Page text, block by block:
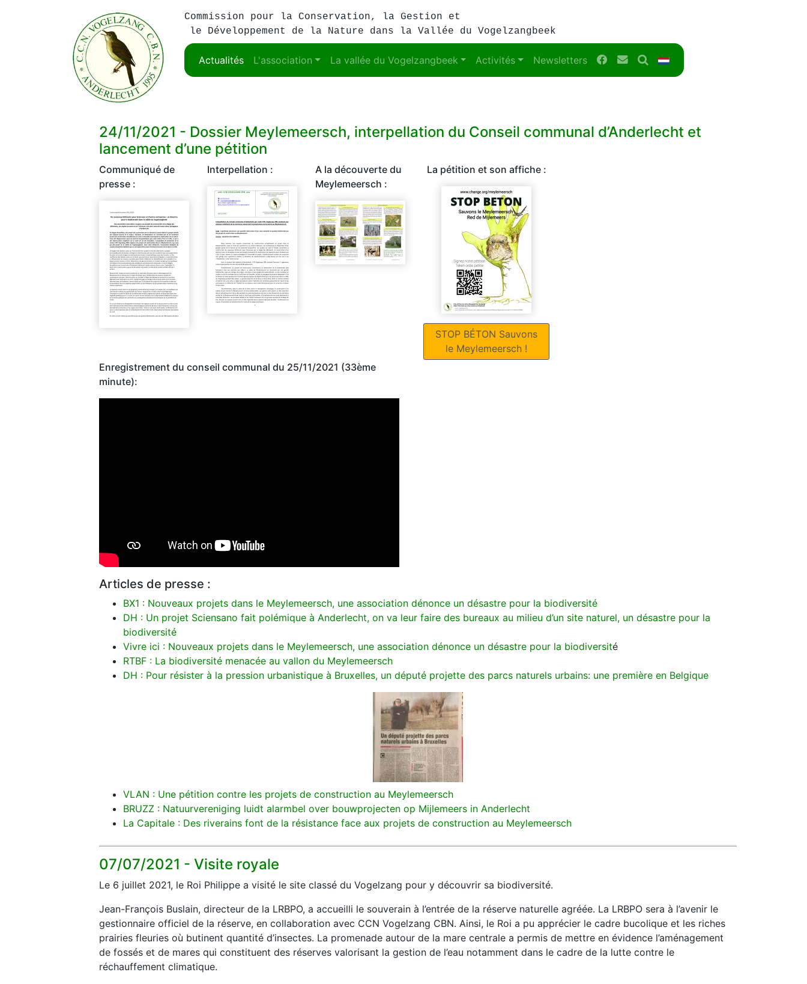
Commission pour la Conservation, la Gestion et
le Développement de la Nature dans la Vallée du Vogelzangbeek
Actualités L'association La vallée du Vogelzangbeek Activités Newsletters Facebook
ContactSearchNL
24/11/2021 - Dossier Meylemeersch, interpellation du Conseil communal d’Anderlecht et
lancement d’une pétition
Communiqué de
presse :
Interpellation :
A la découverte du
Meylemeersch :
La pétition et son affiche :
STOP BÉTON Sauvons
le Meylemeersch !
Enregistrement du conseil communal du 25/11/2021 (33ème
minute):
Articles de presse :
BX1 : Nouveaux projets dans le Meylemeersch, une association dénonce un désastre pour la biodiversité
DH : Un projet Sciensano fait polémique à Anderlecht, on va leur faire des bureaux au milieu d’un site naturel, un désastre pour la
biodiversité
Vivre ici : Nouveaux projets dans le Meylemeersch, une association dénonce un désastre pour la biodiversité
RTBF : La biodiversité menacée au vallon du Meylemeersch
DH : Pour résister à la pression urbanistique à Bruxelles, un député projette des parcs naturels urbains: une première en Belgique
VLAN : Une pétition contre les projets de construction au Meylemeersch
BRUZZ : Natuurvereniging luidt alarmbel over bouwprojecten op Mijlemeers in Anderlecht
La Capitale : Des riverains font de la résistance face aux projets de construction au Meylemeersch
07/07/2021 - Visite royale
Le 6 juillet 2021, le Roi Philippe a visité le site classé du Vogelzang pour y découvrir sa biodiversité.
Jean-François Buslain, directeur de la LRBPO, a accueilli le souverain à l’entrée de la réserve naturelle agréée. La LRBPO sera à l’avenir le
gestionnaire officiel de la réserve, en collaboration avec CCN Vogelzang CBN. Ainsi, le Roi a pu apprécier le cadre bucolique et les riches
prairies fleuries où butinent quantité d’insectes. La promenade autour de la mare centrale a permis de mettre en évidence l’aménagement
de fossés et de mares qui constituent des réserves valorisant la gestion de l’eau notamment dans le cadre de la lutte contre le
réchauffement climatique.